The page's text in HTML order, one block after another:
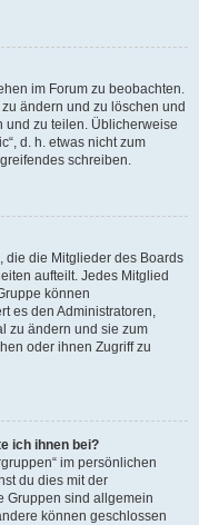
im Forum zu beobachten.
ändern und zu löschen und
und zu teilen. Üblicherweise
d. h. etwas nicht zum
schreiben.
die die Mitglieder des Boards
aufteilt. Jedes Mitglied
können
es den Administratoren,
zu ändern und sie zum
oder ihnen Zugriff zu
ich ihnen bei?
im persönlichen
du dies mit der
Gruppen sind allgemein
können geschlossen